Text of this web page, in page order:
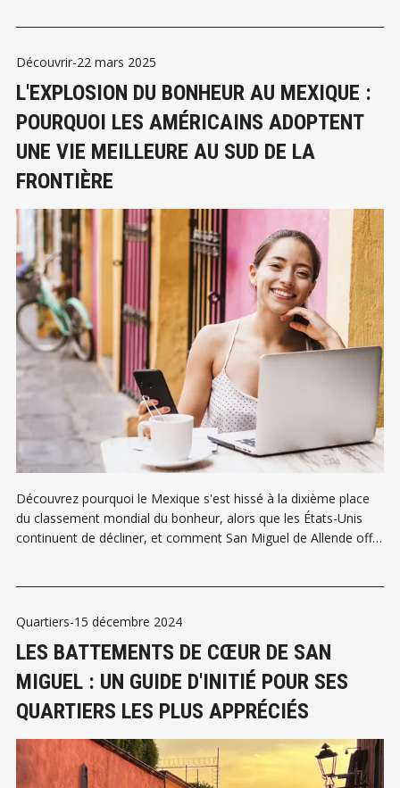
Découvrir-22 mars 2025
L'EXPLOSION DU BONHEUR AU MEXIQUE :
POURQUOI LES AMÉRICAINS ADOPTENT
UNE VIE MEILLEURE AU SUD DE LA
FRONTIÈRE
Découvrez pourquoi le Mexique s'est hissé à la dixième place
du classement mondial du bonheur, alors que les États-Unis
continuent de décliner, et comment San Miguel de Allende offre
Quartiers-15 décembre 2024
LES BATTEMENTS DE CŒUR DE SAN
MIGUEL : UN GUIDE D'INITIÉ POUR SES
QUARTIERS LES PLUS APPRÉCIÉS